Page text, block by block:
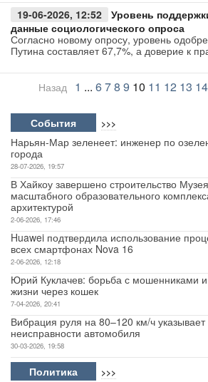
19-06-2026, 12:52
Уровень
данные социологического опроса
Согласно новому опросу, уровень
Путина составляет 67,7%, а доверие к
Назад 1 ... 678 9 10 11 12 13 14
События >>>
Нарьян-Мар зеленеет: инженер по
города
28-07-2026, 19:57
В Хайкоу завершено строительство
масштабного образовательного
архитектурой
2-06-2026, 17:46
Huawei подтвердила использование
всех смартфонах Nova 16
2-06-2026, 12:18
Юрий Куклачев: борьба с мошенниками
жизни через кошек
7-04-2026, 20:41
Вибрация руля на 80–120 км/ч
неисправности автомобиля
30-03-2026, 19:58
Политика >>>